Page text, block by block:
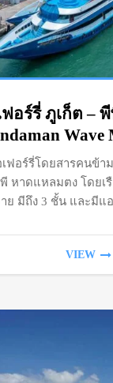
ฟอร์รี่ ภูเก็ต –
Wave
เฟอร์รี่โดยสารคนข้า
พี หาดแหลมตง โดย
ย มีถึง 3 ชั้น และมีแ
VIEW